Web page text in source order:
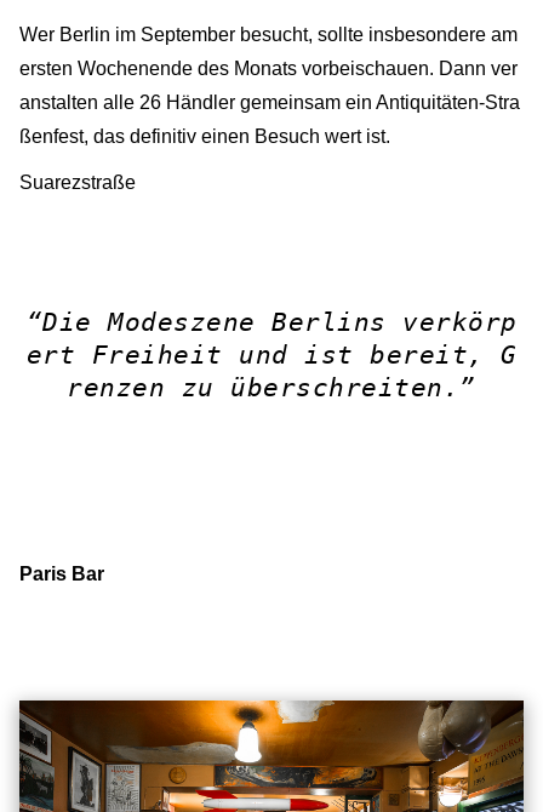
Wer Berlin im September besucht, sollte insbesondere am
ersten Wochenende des Monats vorbeischauen. Dann ver
anstalten alle 26 Händler gemeinsam ein Antiquitäten-Stra
ßenfest, das definitiv einen Besuch wert ist.
Suarezstraße
“Die Modeszene Berlins verkörp
ert Freiheit und ist bereit, G
renzen zu überschreiten.”
Paris Bar